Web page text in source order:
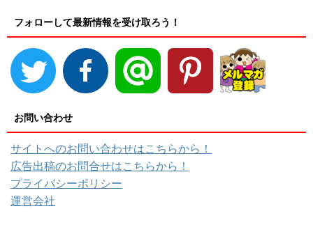
フォローして最新情報を受け取ろう！
お問い合わせ
サイトへのお問い合わせはこちらから！
広告出稿のお問合せはこちらから！
プライバシーポリシー
運営会社